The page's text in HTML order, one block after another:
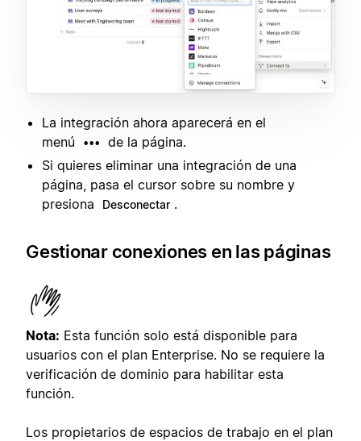
La integración ahora aparecerá en el
menú
•••
de la página.
Si quieres eliminar una integración de una
página, pasa el cursor sobre su nombre y
presiona
Desconectar .
Gestionar conexiones en las páginas
Nota: Esta función solo está disponible para
usuarios con el plan Enterprise. No se requiere la
verificación de dominio para habilitar esta
función.
Los propietarios de espacios de trabajo en el plan